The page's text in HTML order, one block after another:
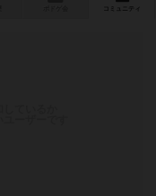
コミュニティ